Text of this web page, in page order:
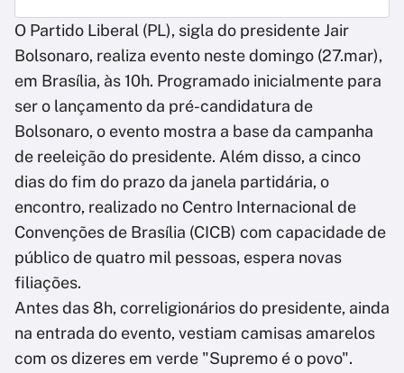
O Partido Liberal (PL), sigla do presidente Jair
Bolsonaro, realiza evento neste domingo (27.mar),
em Brasília, às 10h. Programado inicialmente para
ser o lançamento da pré-candidatura de
Bolsonaro, o evento mostra a base da campanha
de reeleição do presidente. Além disso, a cinco
dias do fim do prazo da janela partidária, o
encontro, realizado no Centro Internacional de
Convenções de Brasília (CICB) com capacidade de
público de quatro mil pessoas, espera novas
filiações.
Antes das 8h, correligionários do presidente, ainda
na entrada do evento, vestiam camisas amarelos
com os dizeres em verde "Supremo é o povo".